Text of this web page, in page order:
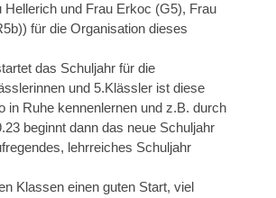
und Frau Erkoc (G5), Frau
für die Organisation dieses
das Schuljahr für die
und 5.Klässler ist diese
in Ruhe kennenlernen und z.B. durch
beginnt dann das neue Schuljahr
lehrreiches Schuljahr
Klassen einen guten Start, viel